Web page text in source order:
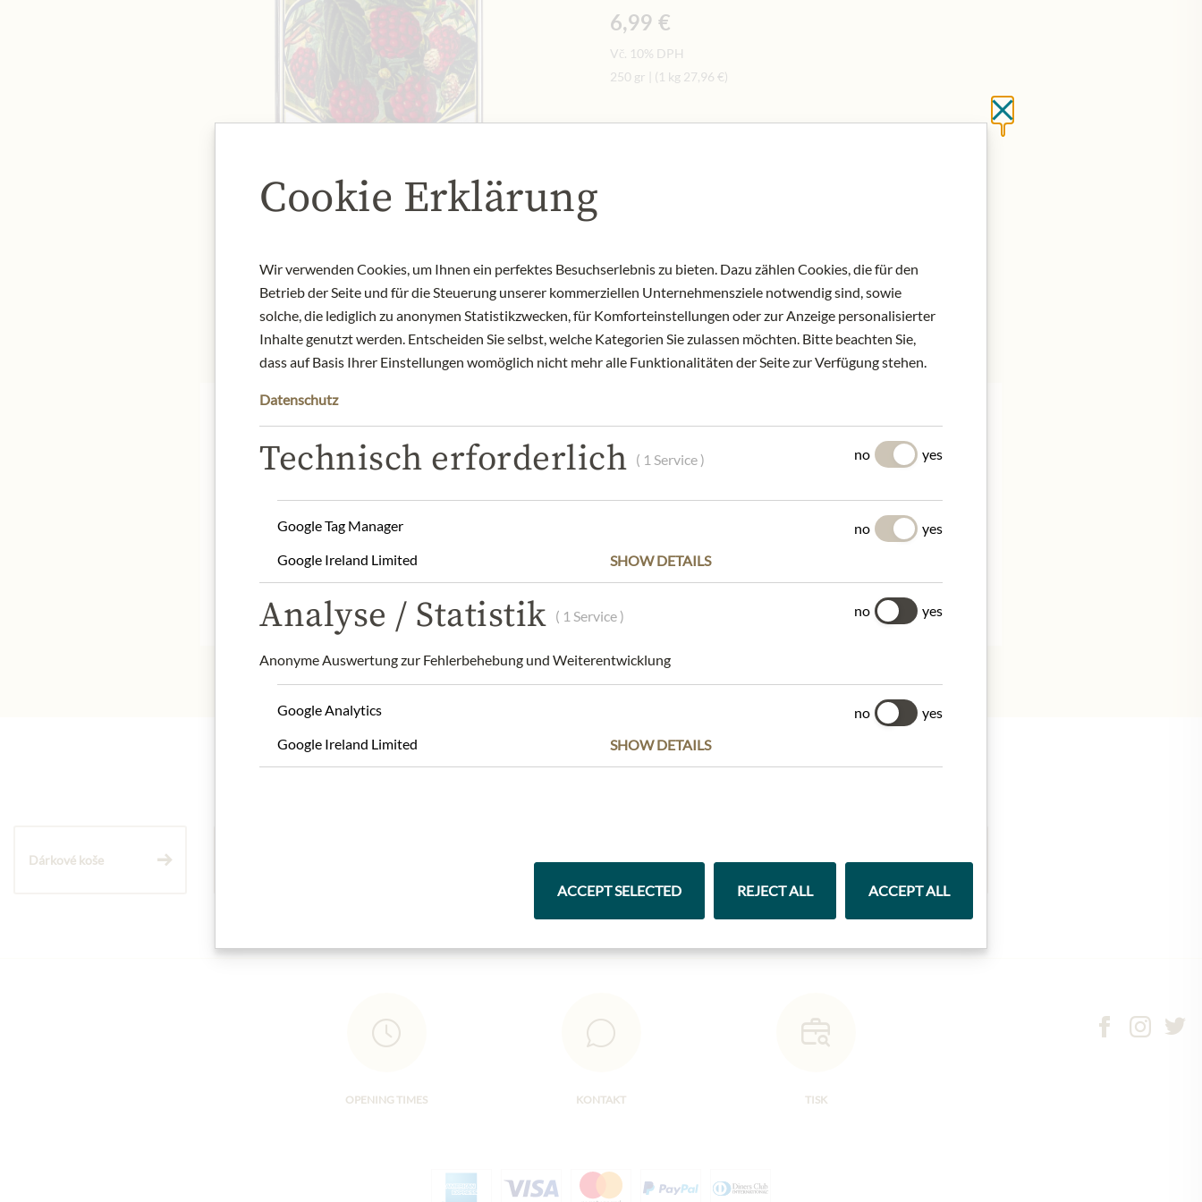
6,99 €
Vč. 10% DPH
250 gr
(1 kg 27,96 €)
POPIS SLOŽENÍ A ALERGENY NUTRIČNÍ HODNOTY
product name: raspberry fruit spread
origin: Austria
contact: Julius Meinl am Graben, Graben 19, 1010 Vienna, Austria
* Wir bitten um Verständnis, dass das Produktdesign von der Abbildung abweichen kann.
Dárkové koše Vína Marmelády
OPENING TIMES KONTAKT TISK
Close without saving
Cookie Erklärung
Wir verwenden Cookies, um Ihnen ein perfektes Besuchserlebnis zu bieten. Dazu zählen Cookies, die für den
Betrieb der Seite und für die Steuerung unserer kommerziellen Unternehmensziele notwendig sind, sowie
solche, die lediglich zu anonymen Statistikzwecken, für Komforteinstellungen oder zur Anzeige personalisierter
Inhalte genutzt werden. Entscheiden Sie selbst, welche Kategorien Sie zulassen möchten. Bitte beachten Sie,
dass auf Basis Ihrer Einstellungen womöglich nicht mehr alle Funktionalitäten der Seite zur Verfügung stehen.
Datenschutz
Technisch erforderlich ( 1 Service ) no yes
Google Tag Manager no
yes
Google Ireland Limited
SHOW DETAILS
Analyse / Statistik ( 1 Service )
Anonyme Auswertung zur Fehlerbehebung und Weiterentwicklung
no yes
Google Analytics no
yes
Google Ireland Limited
SHOW DETAILS
ACCEPT SELECTED REJECT ALL ACCEPT ALL